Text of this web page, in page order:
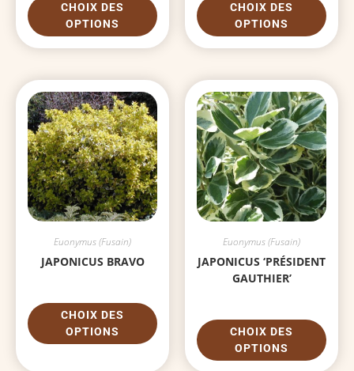
CHOIX DES
OPTIONS
CHOIX DES
OPTIONS
Euonymus (Fusain)
JAPONICUS BRAVO
CHOIX DES
OPTIONS
Euonymus (Fusain)
JAPONICUS ‘PRÉSIDENT
GAUTHIER’
CHOIX DES
OPTIONS